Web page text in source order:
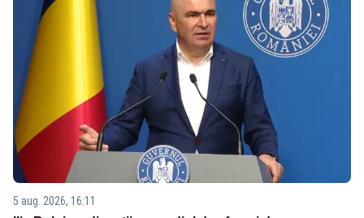
5 aug. 2026, 16:11